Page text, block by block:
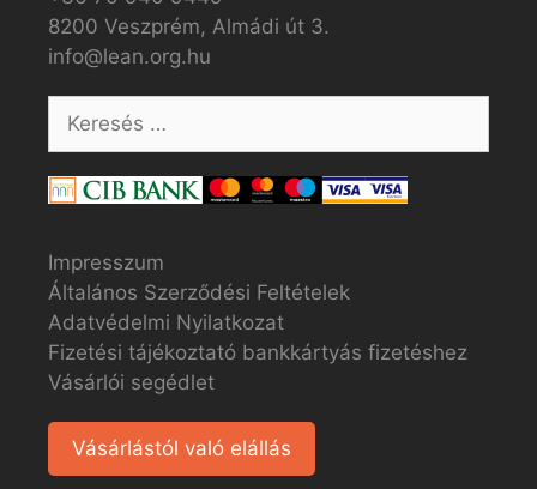
8200 Veszprém, Almádi út 3.
info@lean.org.hu
Impresszum
Általános Szerződési Feltételek
Adatvédelmi Nyilatkozat
Fizetési tájékoztató bankkártyás fizetéshez
Vásárlói segédlet
Vásárlástól való elállás